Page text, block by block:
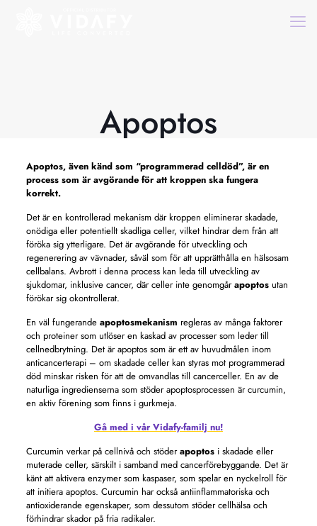
Apoptos
Apoptos,även känd som “programmerad celldöd”, är en
process som är avgörande för att kroppen ska fungera
korrekt.
Det är en kontrollerad mekanism där kroppen eliminerar skadade,
onödiga eller potentiellt skadliga celler, vilket hindrar dem från att
föröka sig ytterligare. Det är avgörande för utveckling och
regenerering av vävnader, såväl som för att upprätthålla en hälsosam
cellbalans. Avbrott i denna process kan leda till utveckling av
sjukdomar, inklusive cancer, där celler inte genomgårapoptosutan
förökar sig okontrollerat.
En väl fungerande apoptosmekanism regleras av många faktorer
och proteiner som utlöser en kaskad av processer som leder till
cellnedbrytning. Det är apoptos som är ett av huvudmålen inom
anticancerterapi – om skadade celler kan styras mot programmerad
död minskar risken för att de omvandlas till cancerceller. En av de
naturliga ingredienserna som stöder apoptosprocessen är curcumin,
en aktiv förening som finns i gurkmeja.
Gå med i vår Vidafy-familj nu!
Curcumin verkar på cellnivå och stöderapoptosi skadade eller
muterade celler, särskilt i samband med cancerförebyggande. Det är
känt att aktivera enzymer som kaspaser, som spelar en nyckelroll för
att initiera apoptos. Curcumin har också antiinflammatoriska och
antioxiderande egenskaper, som dessutom stöder cellhälsa och
förhindrar skador på fria radikaler.